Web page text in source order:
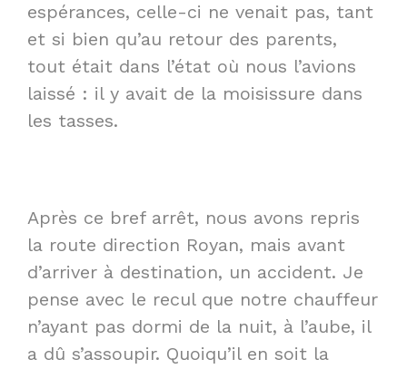
espérances, celle-ci ne venait pas, tant
et si bien qu’au retour des parents,
tout était dans l’état où nous l’avions
laissé : il y avait de la moisissure dans
les tasses.
Après ce bref arrêt, nous avons repris
la route direction Royan, mais avant
d’arriver à destination, un accident. Je
pense avec le recul que notre chauffeur
n’ayant pas dormi de la nuit, à l’aube, il
a dû s’assoupir. Quoiqu’il en soit la